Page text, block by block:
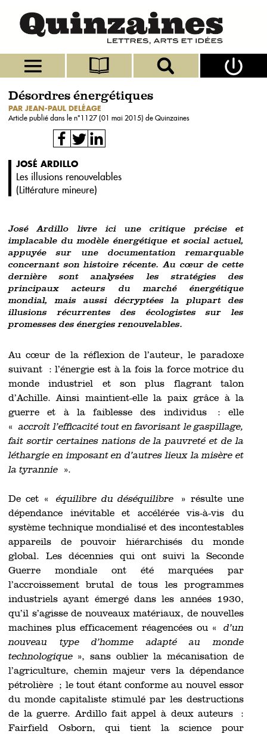
Désordres énergétiques
PAR JEAN-PAUL DELÉAGE
Article publié dans le n°1127 (01 mai 2015) de Quinzaines
JOSÉ ARDILLO
Les illusions renouvelables
(Littérature mineure)
José Ardillo livre ici une critique précise et
implacable du modèle énergétique et social actuel,
appuyée sur une documentation remarquable
concernant son histoire récente. Au cœur de cette
dernière sont analysées les stratégies des
principaux acteurs du marché énergétique
mondial, mais aussi décryptées la plupart des
illusions récurrentes des écologistes sur les
promesses des énergies renouvelables.
Au cœur de la réflexion de l’auteur, le paradoxe
suivant : l’énergie est à la fois la force motrice du
monde industriel et son plus flagrant talon
d’Achille. Ainsi maintient-elle la paix grâce à la
guerre et à la faiblesse des individus : elle
«accroît l’efficacité tout en favorisant le gaspillage,
fait sortir certaines nations de la pauvreté et de la
léthargie en imposant en d’autres lieux la misère et
la tyrannie ».
De cet «équilibre du déséquilibre» résulte une
dépendance inévitable et accélérée vis-à-vis du
système technique mondialisé et des incontestables
appareils de pouvoir hiérarchisés du monde
global. Les décennies qui ont suivi la Seconde
Guerre mondiale ont été marquées par
l’accroissement brutal de tous les programmes
industriels ayant émergé dans les années 1930,
qu’il s’agisse de nouveaux matériaux, de nouvelles
machines plus efficacement réagencées ou « d’un
nouveau type d’homme adapté au monde
technologique », sans oublier la mécanisation de
l’agriculture, chemin majeur vers la dépendance
pétrolière ; le tout étant conforme au nouvel essor
du monde capitaliste stimulé par les destructions
de la guerre. Ardillo fait appel à deux auteurs :
Fairfield Osborn, qui tient la science pour